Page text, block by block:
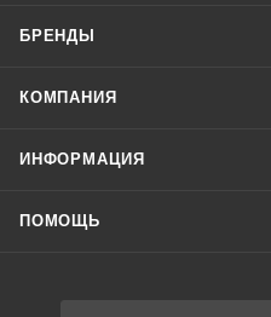
БРЕНДЫ
КОМПАНИЯ
ИНФОРМАЦИЯ
ПОМОЩЬ